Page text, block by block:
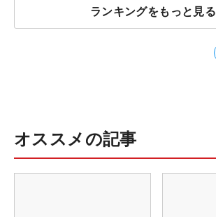
ランキングをもっと見る
オススメの記事